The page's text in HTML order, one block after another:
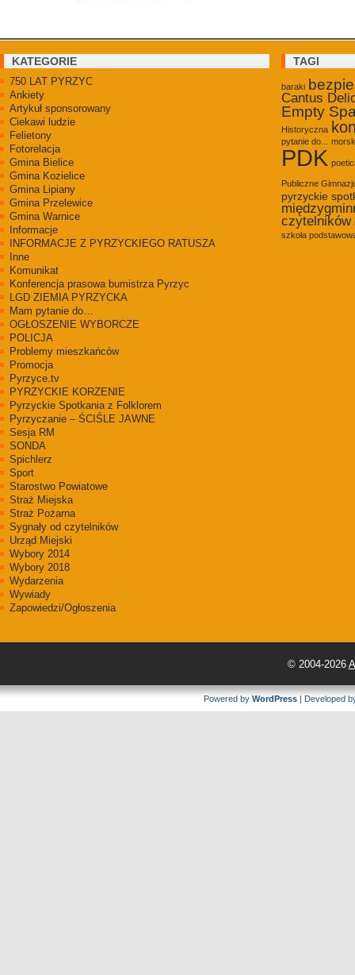
KATEGORIE
750 LAT PYRZYC
Ankiety
Artykuł sponsorowany
Ciekawi ludzie
Felietony
Fotorelacja
Gmina Bielice
Gmina Kozielice
Gmina Lipiany
Gmina Przelewice
Gmina Warnice
Informacje
INFORMACJE Z PYRZYCKIEGO RATUSZA
Inne
Komunikat
Konferencja prasowa bumistrza Pyrzyc
LGD ZIEMIA PYRZYCKA
Mam pytanie do…
OGŁOSZENIE WYBORCZE
POLICJA
Problemy mieszkańców
Promocja
Pyrzyce.tv
PYRZYCKIE KORZENIE
Pyrzyckie Spotkania z Folklorem
Pyrzyczanie – ŚCIŚLE JAWNE
Sesja RM
SONDA
Spichlerz
Sport
Starostwo Powiatowe
Straż Miejska
Straż Pożarna
Sygnały od czytelników
Urząd Miejski
Wybory 2014
Wybory 2018
Wydarzenia
Wywiady
Zapowiedzi/Ogłoszenia
TAGI
baraki
Cantus
Empty
Historyczna
pytanie do...
PDK
Publiczne
pyrzyckie
czytelników
szkoła
© 2004-2026
Powered by WordPress | Developed